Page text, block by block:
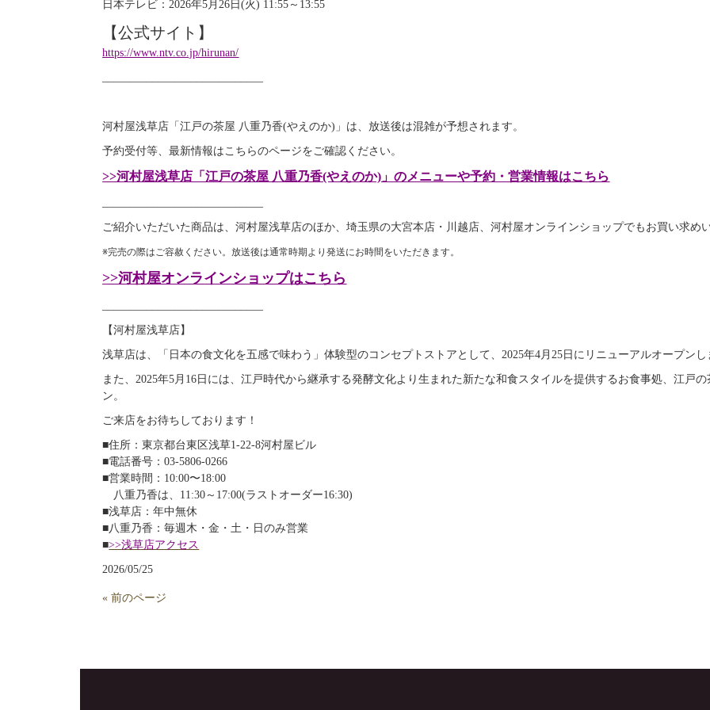
日本テレビ：2026年5月26日(火) 11:55～13:55
【公式サイト】
https://www.ntv.co.jp/hirunan/
河村屋浅草店「江戸の茶屋 八重乃香(やえのか)」は、放送後は混雑が予想されます。
予約受付等、最新情報はこちらのページをご確認ください。
>>河村屋浅草店「江戸の茶屋 八重乃香(やえのか)」のメニューや予約・営業情報はこちら
ご紹介いただいた商品は、河村屋浅草店のほか、埼玉県の大宮本店・川越店、河村屋オンラインショップでもお買い求め
※完売の際はご容赦ください。放送後は通常時期より発送にお時間をいただきます。
>>河村屋オンラインショップはこちら
【河村屋浅草店】
浅草店は、「日本の食文化を五感で味わう」体験型のコンセプトストアとして、2025年4月25日にリニューアルオープンし
また、2025年5月16日には、江戸時代から継承する発酵文化より生まれた新たな和食スタイルを提供するお食事処、江戸
ン。
ご来店をお待ちしております！
■住所：東京都台東区浅草1-22-8河村屋ビル
■電話番号：03‐5806‐0266
■営業時間：10:00〜18:00
八重乃香は、11:30～17:00(ラストオーダー16:30)
■浅草店：年中無休
■八重乃香：毎週木・金・土・日のみ営業
■>>浅草店アクセス
2026/05/25
« 前のページ